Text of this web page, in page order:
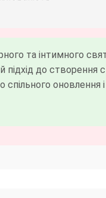
та інтимного
підхід до
оновлення і